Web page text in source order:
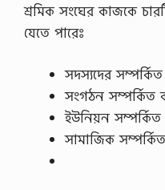
শ্রমিক সংঘের কাজকে
যেতে পারেঃ
সদস্যদের
সংগঠন সম্পর্কিত
ইউনিয়ন
সামাজিক